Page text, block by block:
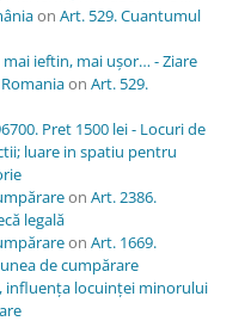
on Art. 529. Cuantumul
ieftin, mai ușor… - Ziare
on Art. 529.
Pret 1500 lei - Locuri de
luare in spatiu pentru
on Art. 2386.
legală
on Art. 1669.
de cumpărare
influența locuinței minorului